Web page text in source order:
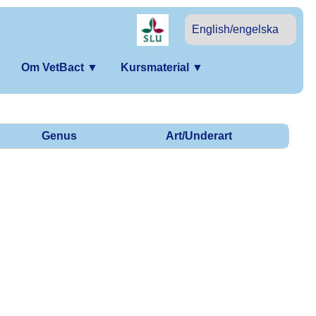
English/engelska
Om VetBact ▼ Kursmaterial ▼
Genus Art/Underart